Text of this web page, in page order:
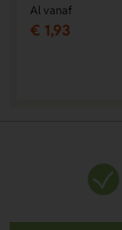
Al vanaf
€ 1,93